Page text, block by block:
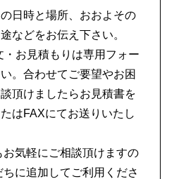
日時と場所、おおよその
などをお伝え下さい。
お見積もりは専用フォー
。合わせてご要望やお困
頂けましたらお見積書を
はFAXにてお送りいたし
お気軽にご相談頂けますの
ちに追加してご利用くださ